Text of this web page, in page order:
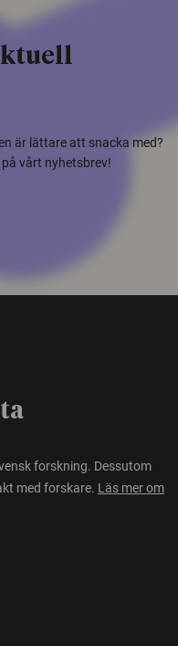
är lättare att snacka med?
vårt nyhetsbrev!
forskning. Dessutom
med forskare. Läs mer om